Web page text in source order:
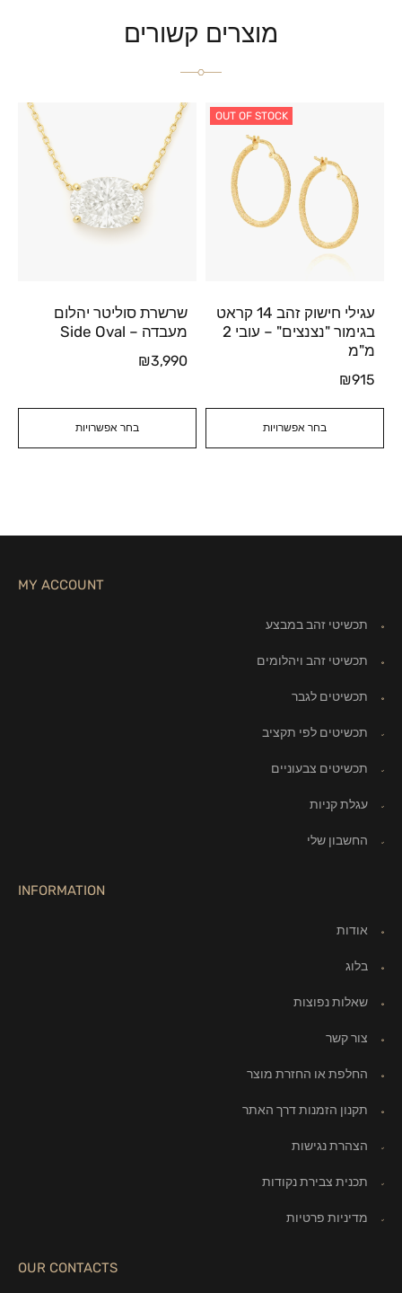
מוצרים קשורים
OUT OF STOCK
בחר אפשרויות
עגילי חישוק זהב 14 קראט
בגימור "נצנצים" – עובי 2
מ"מ
₪915
בחר אפשרויות
שרשרת סוליטר יהלום
מעבדה – Side Oval
₪3,990
MY ACCOUNT
תכשיטי זהב במבצע
תכשיטי זהב ויהלומים
תכשיטים לגבר
תכשיטים לפי תקציב
תכשיטים צבעוניים
עגלת קניות
החשבון שלי
INFORMATION
אודות
בלוג
שאלות נפוצות
צור קשר
החלפת או החזרת מוצר
תקנון הזמנות דרך האתר
הצהרת נגישות
תכנית צבירת נקודות
מדיניות פרטיות
OUR CONTACTS